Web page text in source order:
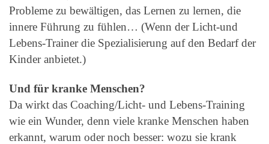
Probleme zu bewältigen, das Lernen zu lernen, die
innere Führung zu fühlen… (Wenn der Licht-und
Lebens-Trainer die Spezialisierung auf den Bedarf der
Kinder anbietet.)
Und für kranke Menschen?
Da wirkt das Coaching/Licht- und Lebens-Training
wie ein Wunder, denn viele kranke Menschen haben
erkannt, warum oder noch besser: wozu sie krank